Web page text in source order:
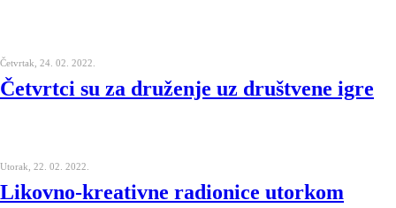
Četvrtak, 24. 02. 2022.
Četvrtci su za druženje uz društvene igre
Utorak, 22. 02. 2022.
Likovno-kreativne radionice utorkom